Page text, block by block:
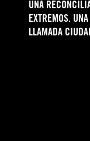
UNA
EXTREMOS.
LLAMADA